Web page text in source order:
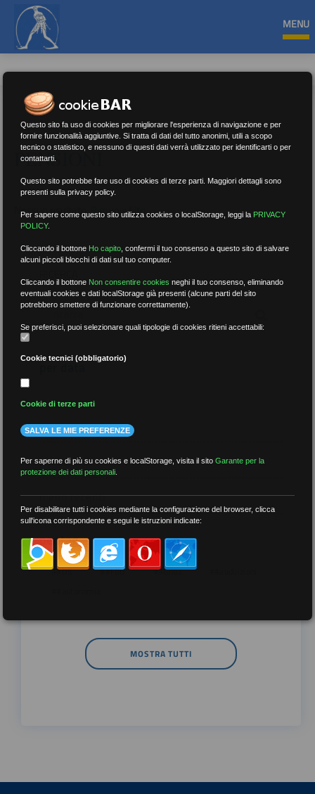
MENU
PENSIONI
Nessun risultato.Rimuovi filtri
per data
più recenti
meno recenti
per tag
##DS ##FGU ##Gilda
MOSTRA TUTTI
Questo sito fa uso di cookies per migliorare l'esperienza di navigazione e per
fornire funzionalità aggiuntive. Si tratta di dati del tutto anonimi, utili a scopo
tecnico o statistico, e nessuno di questi dati verrà utilizzato per identificarti o per
contattarti.
Questo sito potrebbe fare uso di cookies di terze parti. Maggiori dettagli sono
presenti sulla privacy policy.
Per sapere come questo sito utilizza cookies o localStorage, leggi la PRIVACY
POLICY.
Cliccando il bottone Ho capito ,confermi il tuo consenso a questo sito di salvare
alcuni piccoli blocchi di dati sul tuo computer.
Cliccando il bottone Non consentire cookies neghi il tuo consenso, eliminando
eventuali cookies e dati localStorage già presenti (alcune parti del sito
potrebbero smettere di funzionare correttamente).
Se preferisci, puoi selezionare quali tipologie di cookies ritieni accettabili:
Cookie tecnici (obbligatorio)
Cookie di terze parti
SALVA LE MIE PREFERENZE
Per saperne di più su cookies e localStorage, visita il sitoGarante per la
protezione dei dati personali
Per disabilitare tutti i cookies mediante la configurazione del browser, clicca
sull'icona corrispondente e segui le istruzioni indicate: